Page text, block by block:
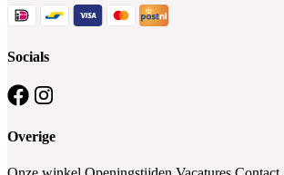
Socials
Overige